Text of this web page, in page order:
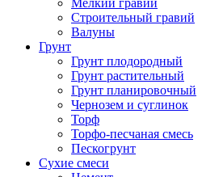
Мелкий гравий
Строительный гравий
Валуны
Грунт
Грунт плодородный
Грунт растительный
Грунт планировочный
Чернозем и суглинок
Торф
Торфо-песчаная смесь
Пескогрунт
Сухие смеси